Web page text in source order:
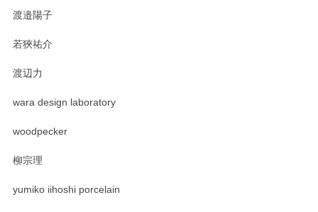
渡邉陽子
若狹祐介
渡辺力
wara design laboratory
woodpecker
柳宗理
yumiko iihoshi porcelain